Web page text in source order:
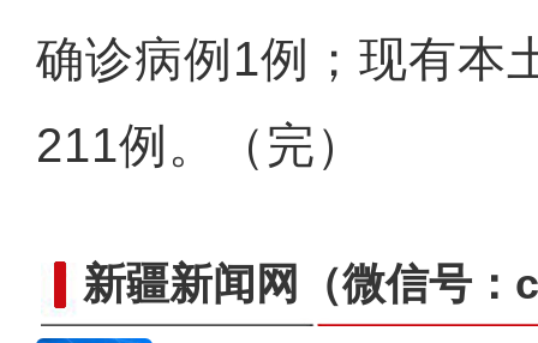
确诊病例1例；现有本
211例。（完）
新疆新闻网 （微信号